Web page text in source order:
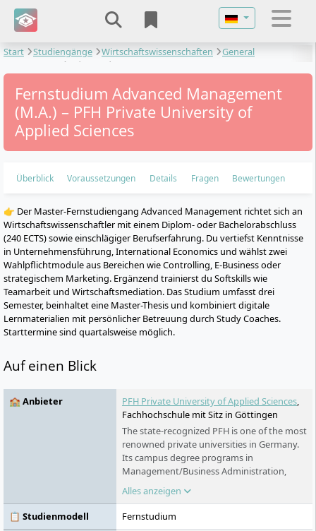
Sprache
Start Studiengänge Wirtschaftswissenschaften
General
Advanced Management
Fernstudium Advanced Management
(M.A.) – PFH Private University of
Applied Sciences
Überblick Voraussetzungen Details Fragen Bewertungen
👉 Der Master-Fernstudiengang Advanced Management richtet sich an
Wirtschaftswissenschaftler mit einem Diplom- oder Bachelorabschluss
(240 ECTS) sowie einschlägiger Berufserfahrung. Du vertiefst Kenntnisse
in Unternehmensführung, International Economics und wählst zwei
Wahlpflichtmodule aus Bereichen wie Controlling, E-Business oder
strategischem Marketing. Ergänzend trainierst du Softskills wie
Teamarbeit und Wirtschaftsmediation. Das Studium umfasst drei
Semester, beinhaltet eine Master-Thesis und kombiniert digitale
Lernmaterialien mit persönlicher Betreuung durch Study Coaches.
Starttermine sind quartalsweise möglich.
Auf einen Blick
🏫 Anbieter PFH Private University of Applied Sciences,
Fachhochschule mit Sitz in Göttingen
The state-recognized PFH is one of the most
renowned private universities in Germany.
Its campus degree programs in
Management/Business Administration,
Technology, Business Informatics,
Healthcare Technology, Psychology and
Business Psychology in Göttingen, Stade
Alles anzeigen
📋 Studienmodell
Fernstudium